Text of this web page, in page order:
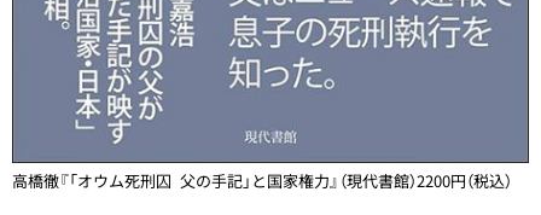
高橋徹『「オウム死刑囚 父の手記」と国家権力』（現代書館）2200円（税込）